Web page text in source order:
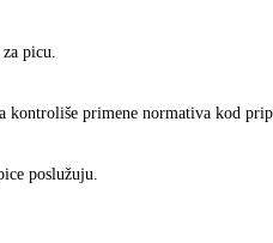
picu.
kontroliše primene normativa kod
poslužuju.